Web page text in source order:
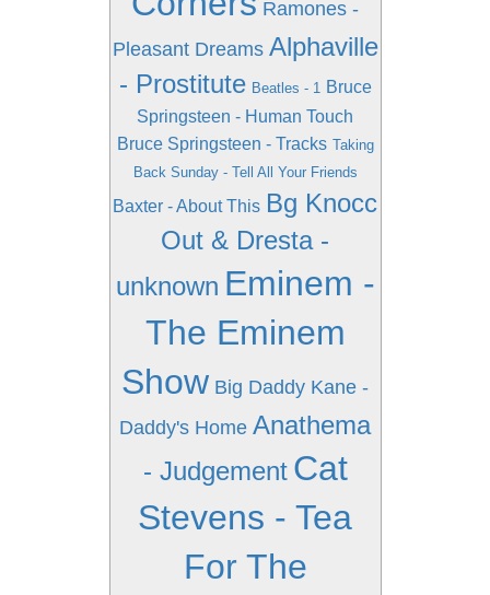
Ramones -
Pleasant Dreams Alphaville
- Prostitute Beatles - 1 Bruce
Springsteen - Human Touch
Bruce Springsteen - Tracks Taking
Back Sunday - Tell All Your Friends
Baxter - About This Bg Knocc
Out & Dresta -
unknown Eminem -
The Eminem
Show Big Daddy Kane -
Daddy's Home Anathema
- Judgement Cat
Stevens - Tea
For The